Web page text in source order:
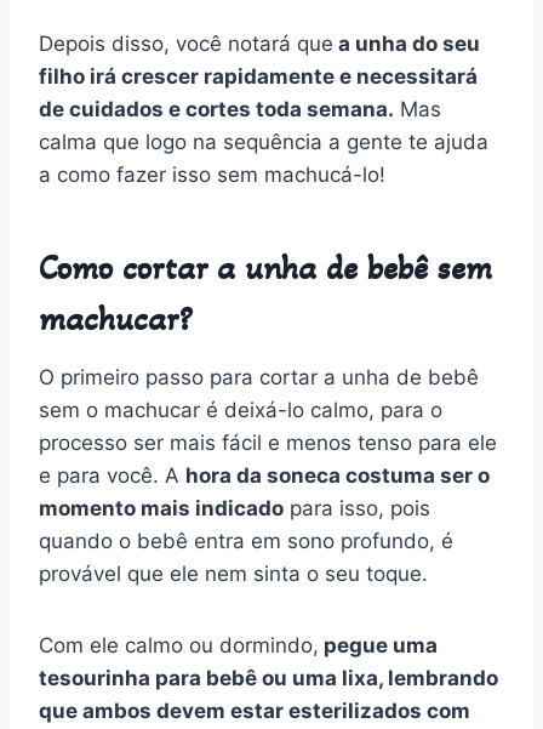
Depois disso, você notará que a unha do seu
filho irá crescer rapidamente e necessitará
de cuidados e cortes toda semana. Mas
calma que logo na sequência a gente te ajuda
a como fazer isso sem machucá-lo!
Como cortar a unha de bebê sem
machucar?
O primeiro passo para cortar a unha de bebê
sem o machucar é deixá-lo calmo, para o
processo ser mais fácil e menos tenso para ele
e para você. A hora da soneca costuma ser o
momento mais indicado para isso, pois
quando o bebê entra em sono profundo, é
provável que ele nem sinta o seu toque.
Com ele calmo ou dormindo, pegue uma
tesourinha para bebê ou uma lixa, lembrando
que ambos devem estar esterilizados com